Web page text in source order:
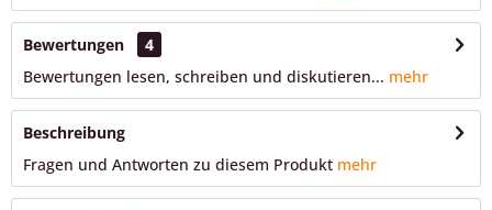
Bewertungen
4
Bewertungen lesen, schreiben und diskutieren... mehr
Beschreibung
Fragen und Antworten zu diesem Produkt mehr